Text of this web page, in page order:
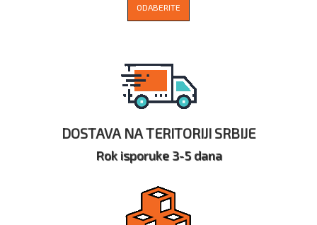
ODABERITE
DOSTAVA NA TERITORIJI SRBIJE
Rok isporuke 3-5 dana